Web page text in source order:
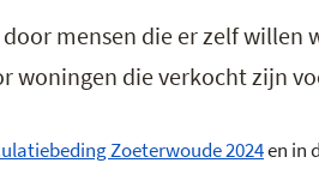
mensen die er zelf willen
die verkocht zijn
Zoeterwoude 2024en in